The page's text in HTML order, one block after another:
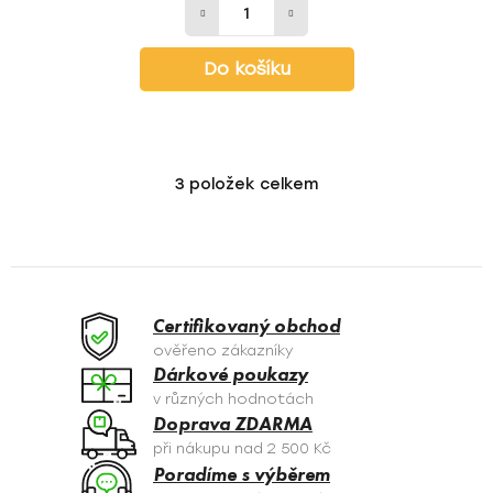
Do košíku
O
á
c
í
p
r
v
k
y
3 položek celkem
Certifikovaný obchod
ověřeno zákazníky
Dárkové poukazy
v různých hodnotách
Doprava ZDARMA
při nákupu nad 2 500 Kč
Poradíme s výběrem